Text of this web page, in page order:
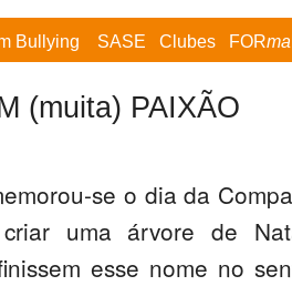
Bullying SASE Clubes FORma
(muita) PAIXÃO
se o dia da
uma árvore de
esse nome no